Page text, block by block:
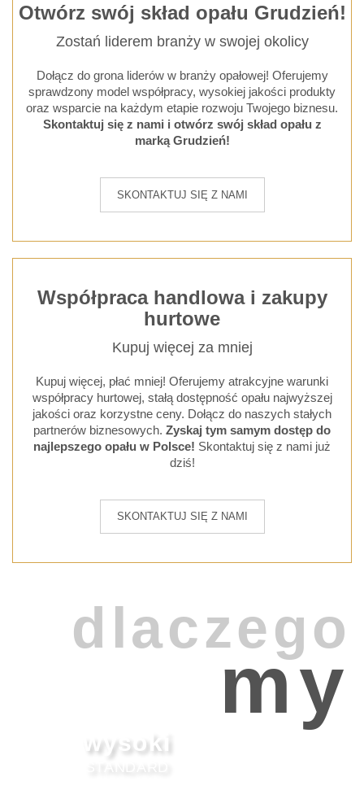
Otwórz swój skład opału Grudzień!
Zostań liderem branży w swojej okolicy
Dołącz do grona liderów w branży opałowej! Oferujemy
sprawdzony model współpracy, wysokiej jakości produkty
oraz wsparcie na każdym etapie rozwoju Twojego biznesu.
Skontaktuj się z nami i otwórz swój skład opału z
marką Grudzień!
SKONTAKTUJ SIĘ Z NAMI
Współpraca handlowa i zakupy
hurtowe
Kupuj więcej za mniej
Kupuj więcej, płać mniej! Oferujemy atrakcyjne warunki
współpracy hurtowej, stałą dostępność opału najwyższej
jakości oraz korzystne ceny. Dołącz do naszych stałych
partnerów biznesowych. Zyskaj tym samym dostęp do
najlepszego opału w Polsce! Skontaktuj się z nami już
dziś!
SKONTAKTUJ SIĘ Z NAMI
dlaczego
my
wysoki